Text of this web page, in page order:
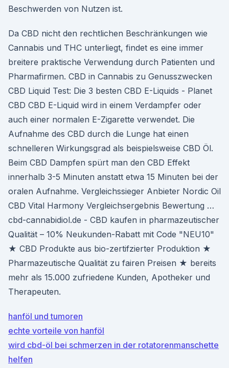
Beschwerden von Nutzen ist.
Da CBD nicht den rechtlichen Beschränkungen wie
Cannabis und THC unterliegt, findet es eine immer
breitere praktische Verwendung durch Patienten und
Pharmafirmen. CBD in Cannabis zu Genusszwecken
CBD Liquid Test: Die 3 besten CBD E-Liquids - Planet
CBD CBD E-Liquid wird in einem Verdampfer oder
auch einer normalen E-Zigarette verwendet. Die
Aufnahme des CBD durch die Lunge hat einen
schnelleren Wirkungsgrad als beispielsweise CBD Öl.
Beim CBD Dampfen spürt man den CBD Effekt
innerhalb 3-5 Minuten anstatt etwa 15 Minuten bei der
oralen Aufnahme. Vergleichssieger Anbieter Nordic Oil
CBD Vital Harmony Vergleichsergebnis Bewertung …
cbd-cannabidiol.de - CBD kaufen in pharmazeutischer
Qualität – 10% Neukunden-Rabatt mit Code "NEU10"
★ CBD Produkte aus bio-zertifzierter Produktion ★
Pharmazeutische Qualität zu fairen Preisen ★ bereits
mehr als 15.000 zufriedene Kunden, Apotheker und
Therapeuten.
hanföl und tumoren
echte vorteile von hanföl
wird cbd-öl bei schmerzen in der rotatorenmanschette
helfen